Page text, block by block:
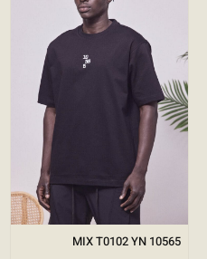
MIX T0102 YN 10565